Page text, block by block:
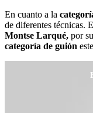
En cuanto a la
de diferentes técnicas.
Montse Larqué, por
categoría de guión